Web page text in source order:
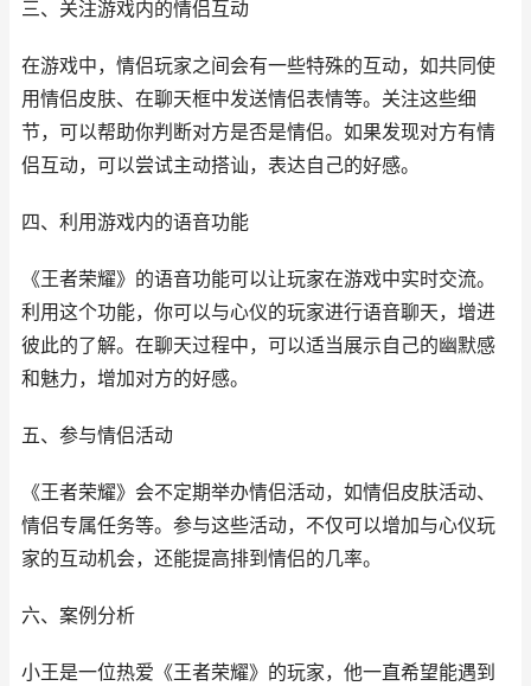
三、关注游戏内的情侣互动
在游戏中，情侣玩家之间会有一些特殊的互动，如共同使
用情侣皮肤、在聊天框中发送情侣表情等。关注这些细
节，可以帮助你判断对方是否是情侣。如果发现对方有情
侣互动，可以尝试主动搭讪，表达自己的好感。
四、利用游戏内的语音功能
《王者荣耀》的语音功能可以让玩家在游戏中实时交流。
利用这个功能，你可以与心仪的玩家进行语音聊天，增进
彼此的了解。在聊天过程中，可以适当展示自己的幽默感
和魅力，增加对方的好感。
五、参与情侣活动
《王者荣耀》会不定期举办情侣活动，如情侣皮肤活动、
情侣专属任务等。参与这些活动，不仅可以增加与心仪玩
家的互动机会，还能提高排到情侣的几率。
六、案例分析
小王是一位热爱《王者荣耀》的玩家，他一直希望能遇到